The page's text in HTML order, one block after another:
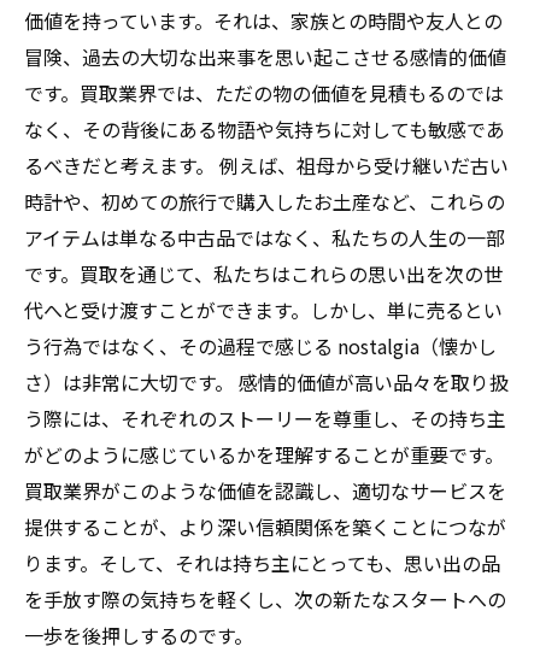
価値を持っています。それは、家族との時間や友人との
冒険、過去の大切な出来事を思い起こさせる感情的価値
です。買取業界では、ただの物の価値を見積もるのでは
なく、その背後にある物語や気持ちに対しても敏感であ
るべきだと考えます。 例えば、祖母から受け継いだ古い
時計や、初めての旅行で購入したお土産など、これらの
アイテムは単なる中古品ではなく、私たちの人生の一部
です。買取を通じて、私たちはこれらの思い出を次の世
代へと受け渡すことができます。しかし、単に売るとい
う行為ではなく、その過程で感じる nostalgia（懐かし
さ）は非常に大切です。 感情的価値が高い品々を取り扱
う際には、それぞれのストーリーを尊重し、その持ち主
がどのように感じているかを理解することが重要です。
買取業界がこのような価値を認識し、適切なサービスを
提供することが、より深い信頼関係を築くことにつなが
ります。そして、それは持ち主にとっても、思い出の品
を手放す際の気持ちを軽くし、次の新たなスタートへの
一歩を後押しするのです。